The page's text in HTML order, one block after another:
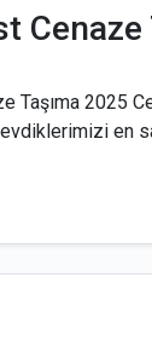
Cenaze
Taşıma 2025
en